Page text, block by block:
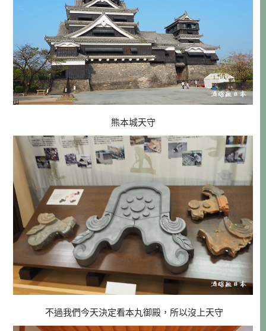
熊本城天守
不過我們今天決定看本丸御殿，所以沒上天守